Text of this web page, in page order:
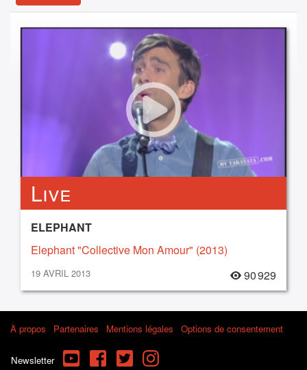
Live
ELEPHANT
Elephant "Collective Mon Amour" (2013)
19 AVRIL 2013 90 929
À propos Partenaires Mentions légales Options de consentement
Newsletter YouTube FacebookTwitterInstagram